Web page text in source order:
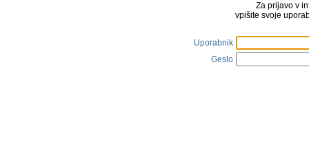
Za prijavo v
vpišite svoje
Uporabnik
Geslo